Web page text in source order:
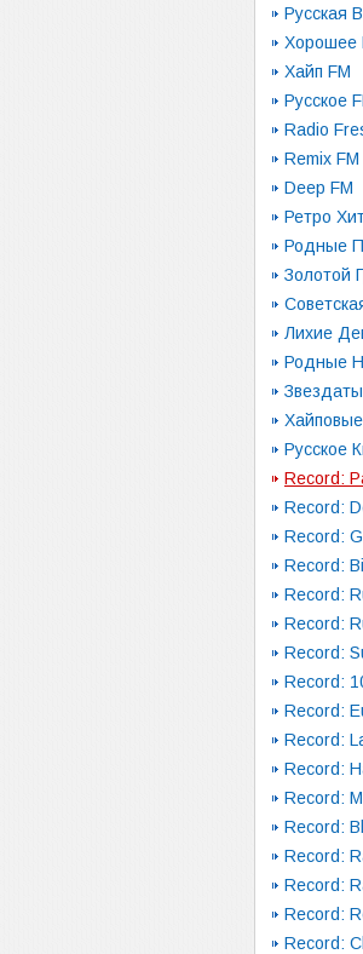
Русская
Хорошее
Хайп FM
Русское
Radio
Remix FM
Deep FM
Ретро
Родные
Золотой
Лихие
Родные
Русское
Record:
Record:
Record:
Record:
Record:
Record:
Record:
Record:
Record:
Record:
Record:
Record:
Record:
Record:
Record:
Record:
Record: